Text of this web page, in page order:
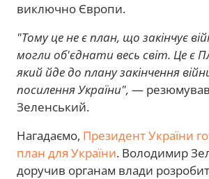
виключно Європи.
"Тому це не є план, що закінчує
могли об'єднати весь світ. Це є
який йде до плану закінчення
посилення України", —
Зеленський.
Нагадаємо, Президент України
план для України. Володимир
доручив органам влади